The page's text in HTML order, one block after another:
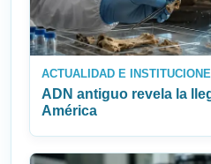
ACTUALIDAD E
ADN antiguo revela la
América